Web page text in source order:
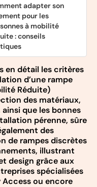
adapter son
pour les
à mobilité
: conseils
en détail les critères
d’une rampe
Réduite)
des matériaux,
que les bonnes
pérenne, sûre
des
de rampes discrètes
illustrant
design grâce aux
spécialisées
ou encore